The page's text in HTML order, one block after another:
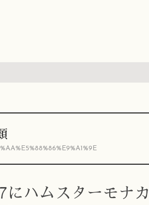
にハムスターモナ